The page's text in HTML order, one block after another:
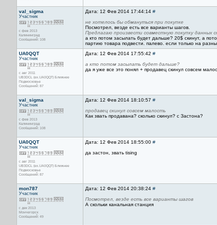
val_sigma
Участник
с фев 2013
Калининград
Сообщений: 108
Дата: 12 Фев 2014 17:44:14 #
не хотелось бы обмануться при покупке
Посмотрел, везде есть все варианты шагов.
Предлагаю произвести совместную покупку
а кто потом засылать будет дальше? 20$ скинут, а
партию товара подвести. палево. если только на
UA0QQT
Участник
с авг 2011
UB3DCL (ex.UA0QQT) Ближнее
Подмосковье
Сообщений: 87
Дата: 12 Фев 2014 17:55:42 #
а кто потом засылать будет дальше?
да я уже все это понял + продавец скинул совсем
val_sigma
Участник
с фев 2013
Калининград
Сообщений: 108
Дата: 12 Фев 2014 18:10:57 #
продавец скинул совсем малость
Как звать продавана? сколько скинул? с Застона?
UA0QQT
Участник
с авг 2011
UB3DCL (ex.UA0QQT) Ближнее
Подмосковье
Сообщений: 87
Дата: 12 Фев 2014 18:55:00 #
да застон, звать tising
mon787
Участник
с дек 2013
Мончегорск
Сообщений: 49
Дата: 12 Фев 2014 20:38:24 #
Посмотрел, везде есть все варианты шагов
А скольки канальная станция